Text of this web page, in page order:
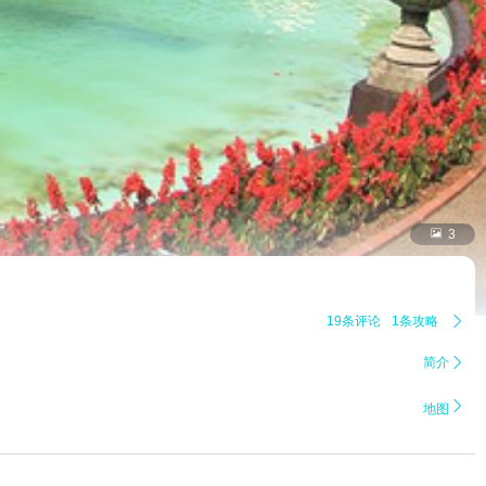
 3
19条评论 1条攻略 
简介 
地图 